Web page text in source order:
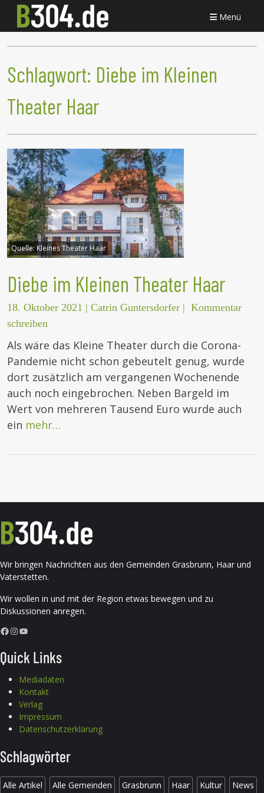
Menü
Schlagwort: Diebe im Kleinen
Theater Haar
Quelle:Kleines Theater Haar
Diebe im Kleinen Theater Haar
18. Oktober 2021 | Catrin Guntersdorfer | Kommentar
schreiben
Als wäre das Kleine Theater durch die Corona-
Pandemie nicht schon gebeutelt genug, wurde
dort zusätzlich am vergangenen Wochenende
auch noch eingebrochen. Neben Bargeld im
Wert von mehreren Tausend Euro wurde auch
ein mehr…
Wir bringen Nachrichten aus den Gemeinden Grasbrunn, Haar und
Vaterstetten.
Wir wollen in und mit der Region etwas bewegen und zu
Diskussionen anregen.
Facebook InstagramYouTube
Quick Links
Mediadaten
Kontakt
Verlag
Impressum
Datenschutzerklärung
Schlagwörter
Alle Artikel Alle Gemeinden Grasbrunn Haar Kultur News